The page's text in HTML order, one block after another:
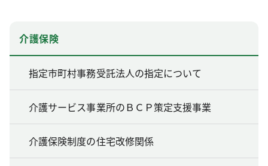
介護保険
指定市町村事務受託法人の指定について
介護サービス事業所のＢＣＰ策定支援事業
介護保険制度の住宅改修関係